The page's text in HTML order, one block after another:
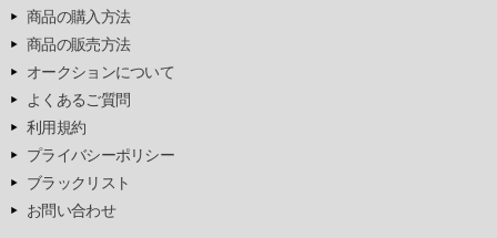
商品の購入方法
商品の販売方法
オークションについて
よくあるご質問
利用規約
プライバシーポリシー
ブラックリスト
お問い合わせ